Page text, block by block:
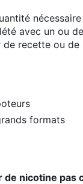
avec un ou
recette ou
formats
de nicotine pas